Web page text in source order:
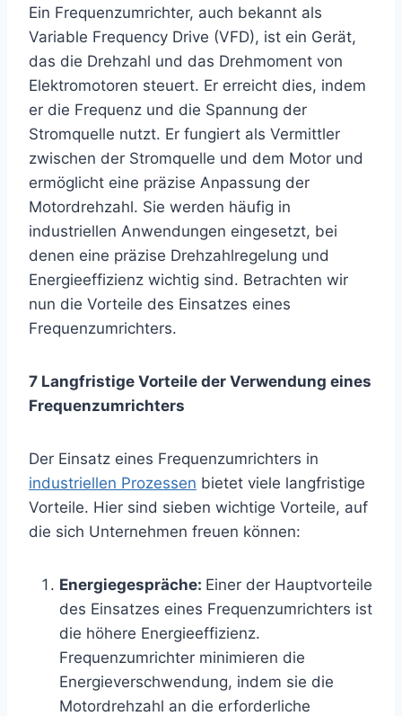
Ein Frequenzumrichter, auch bekannt als
Variable Frequency Drive (VFD), ist ein Gerät,
das die Drehzahl und das Drehmoment von
Elektromotoren steuert. Er erreicht dies, indem
er die Frequenz und die Spannung der
Stromquelle nutzt. Er fungiert als Vermittler
zwischen der Stromquelle und dem Motor und
ermöglicht eine präzise Anpassung der
Motordrehzahl. Sie werden häufig in
industriellen Anwendungen eingesetzt, bei
denen eine präzise Drehzahlregelung und
Energieeffizienz wichtig sind. Betrachten wir
nun die Vorteile des Einsatzes eines
Frequenzumrichters.
7 Langfristige Vorteile der Verwendung eines
Frequenzumrichters
Der Einsatz eines Frequenzumrichters in
industriellen Prozessen bietet viele langfristige
Vorteile. Hier sind sieben wichtige Vorteile, auf
die sich Unternehmen freuen können:
Energiegespräche: Einer der Hauptvorteile
des Einsatzes eines Frequenzumrichters ist
die höhere Energieeffizienz.
Frequenzumrichter minimieren die
Energieverschwendung, indem sie die
Motordrehzahl an die erforderliche